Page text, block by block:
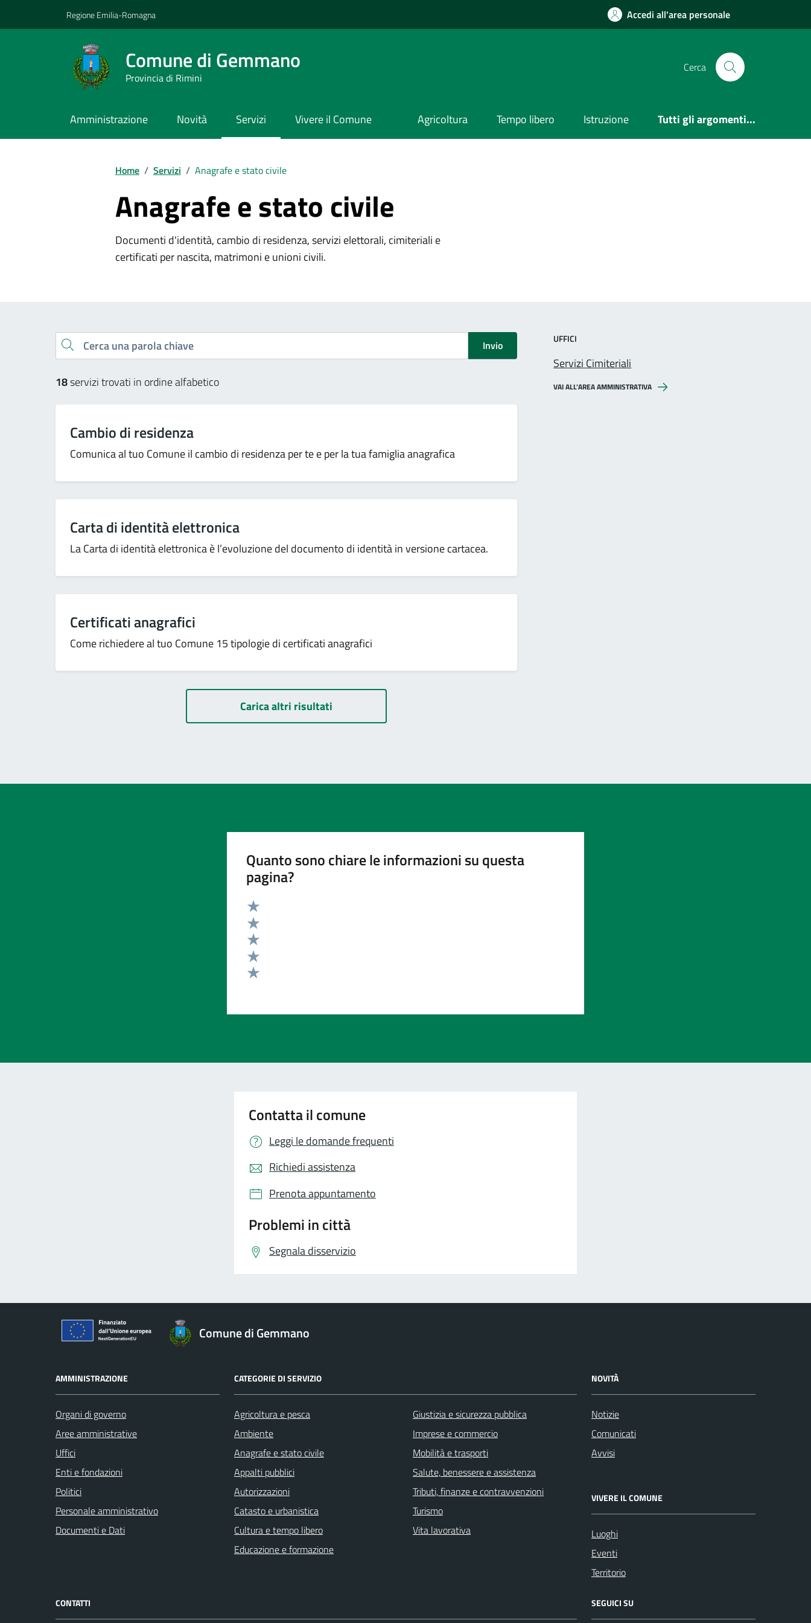
Regione Emilia-Romagna Accedi all'area personale
Comune di Gemmano
Provincia di Rimini
Cerca
Amministrazione Novità Servizi Vivere il Comune Agricoltura Tempo libero Istruzione Tutti gli argomenti...
Home / Servizi / Anagrafe e stato civile
Anagrafe e stato civile
Documenti d'identità, cambio di residenza, servizi elettorali, cimiteriali e
certificati per nascita, matrimoni e unioni civili.
Cerca una parola chiave Invio
18servizi trovati in ordine alfabetico
Cambio di residenza
Comunica al tuo Comune il cambio di residenza per te e per la tua famiglia anagrafica
Carta di identità elettronica
La Carta di identità elettronica è l’evoluzione del documento di identità in versione cartacea.
Certificati anagrafici
Come richiedere al tuo Comune 15 tipologie di certificati anagrafici
Carica altri risultati
UFFICI
Servizi Cimiteriali
VAI ALL’AREA AMMINISTRATIVA
Quanto sono chiare le informazioni su questa
pagina?
Valuta 5 stelle su 5
Valuta 4 stelle su 5
Valuta 3 stelle su 5
Valuta 2 stelle su 5
Contatta il comune
Leggi le domande frequenti
Richiedi assistenza
Prenota appuntamento
Problemi in città
Segnala disservizio
Comune di Gemmano
AMMINISTRAZIONE
Organi di governo
Aree amministrative
Uffici
Enti e fondazioni
Politici
Personale amministrativo
Documenti e Dati
CATEGORIE DI SERVIZIO
Agricoltura e pesca
Ambiente
Anagrafe e stato civile
Appalti pubblici
Autorizzazioni
Catasto e urbanistica
Cultura e tempo libero
Educazione e formazione
Giustizia e sicurezza pubblica
Imprese e commercio
Mobilità e trasporti
Salute, benessere e assistenza
Tributi, finanze e contravvenzioni
Turismo
Vita lavorativa
NOVITÀ
Notizie
Comunicati
Avvisi
VIVERE IL COMUNE
Luoghi
Eventi
Territorio
CONTATTI SEGUICI SU